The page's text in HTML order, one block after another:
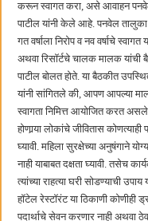
बाल्मर लॉरी आणि शेल इंडियातील
करून स्वागत करा, असे आवाहन पनवेल
पाटील यांनी केले आहे. पनवेल
गत वर्षाला निरोप व नव वर्षाचे
अथवा रिसॉर्टचे चालक मालक
पाटील बोलत होते. या बैठकीत
यांनी सांगितले की, आपण आपल्या
स्वागता निमित्त आयोजित करत
होणार्‍या लोकांचे जीवितास
घ्यावी. महिला सुरक्षेच्या अनुषंगाने
नाही याबाबत दक्षता घ्यावी. तसेच
त्यांच्या राहत्या घरी सोडण्याची
हॉटेल रेस्टॉरंट या ठिकाणी कोणीही
पदार्थाचे सेवन करणार नाही अथवा